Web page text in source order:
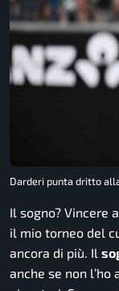
Darderi punta dritto
Il sogno? Vincere
il mio torneo del
ancora di più. Il
anche se non